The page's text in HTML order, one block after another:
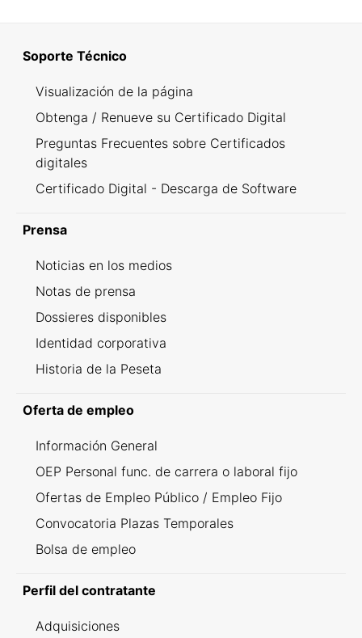
Soporte Técnico
Visualización de la página
Obtenga / Renueve su Certificado Digital
Preguntas Frecuentes sobre Certificados
digitales
Certificado Digital - Descarga de Software
Prensa
Noticias en los medios
Notas de prensa
Dossieres disponibles
Identidad corporativa
Historia de la Peseta
Oferta de empleo
Información General
OEP Personal func. de carrera o laboral fijo
Ofertas de Empleo Público / Empleo Fijo
Convocatoria Plazas Temporales
Bolsa de empleo
Perfil del contratante
Adquisiciones